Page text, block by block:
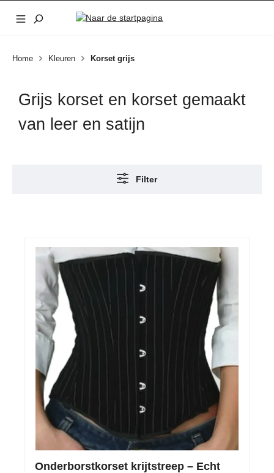
Ga naar de hoofdinhoud
Home Kleuren Korset grijs
Grijs korset en korset gemaakt
van leer en satijn
Filter
Onderborstkorset krijtstreep – Echt